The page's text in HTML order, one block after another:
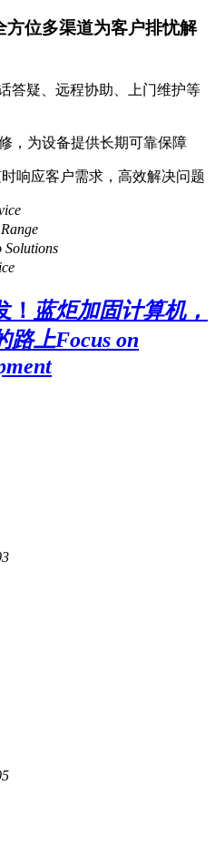
方位多渠道为客户排忧解
答疑、远程协助、上门维护等
，为设备提供长期可靠保障
响应客户需求，高效解决问题
Solutions
！ 蓝炬加固计算机，
路上Focus on